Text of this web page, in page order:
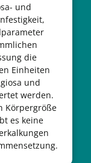
und
die
Einheiten
und
werden.
Körpergröße
es keine